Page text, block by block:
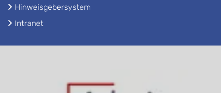
Hinweisgebersystem
Intranet